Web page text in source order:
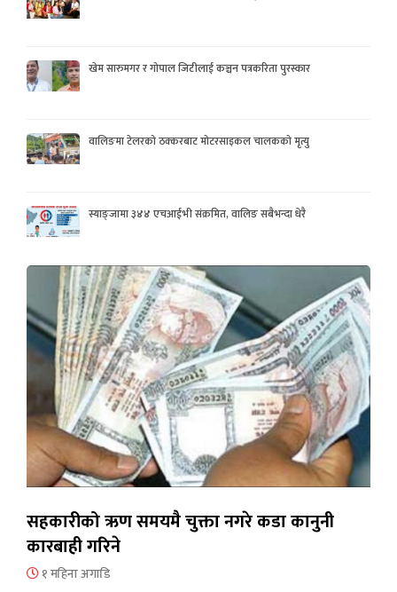
खेम सारुमगर र गोपाल जिटीलाई कञ्चन पत्रकरिता पुरस्कार
वालिङमा टेलरको ठक्करबाट मोटरसाइकल चालकको मृत्यु
स्याङ्जामा ३४४ एचआईभी संक्रमित, वालिङ सबैभन्दा धेरै
सहकारीको ऋण समयमै चुक्ता नगरे कडा कानुनी
कारबाही गरिने
१ महिना अगाडि